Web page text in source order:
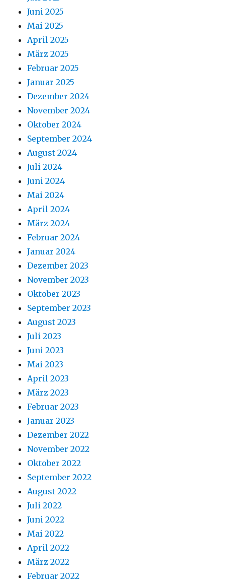
Juni 2025
Mai 2025
April 2025
März 2025
Februar 2025
Januar 2025
Dezember 2024
November 2024
Oktober 2024
September 2024
August 2024
Juli 2024
Juni 2024
Mai 2024
April 2024
März 2024
Februar 2024
Januar 2024
Dezember 2023
November 2023
Oktober 2023
September 2023
August 2023
Juli 2023
Juni 2023
Mai 2023
April 2023
März 2023
Februar 2023
Januar 2023
Dezember 2022
November 2022
Oktober 2022
September 2022
August 2022
Juli 2022
Juni 2022
Mai 2022
April 2022
März 2022
Februar 2022